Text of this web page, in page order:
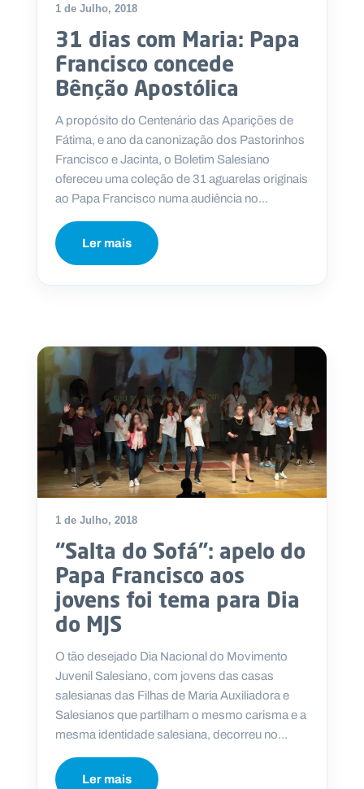
1 de Julho, 2018
31 dias com Maria: Papa
Francisco concede
Bênção Apostólica
A propósito do Centenário das Aparições de
Fátima, e ano da canonização dos Pastorinhos
Francisco e Jacinta, o Boletim Salesiano
ofereceu uma coleção de 31 aguarelas originais
ao Papa Francisco numa audiência no...
Ler mais
1 de Julho, 2018
“Salta do Sofá”: apelo do
Papa Francisco aos
jovens foi tema para Dia
do MJS
​O tão desejado Dia Nacional do Movimento
Juvenil Salesiano, com jovens das casas
salesianas das Filhas de Maria Auxiliadora e
Salesianos que partilham o mesmo carisma e a
mesma identidade salesiana, decorreu no...
Ler mais